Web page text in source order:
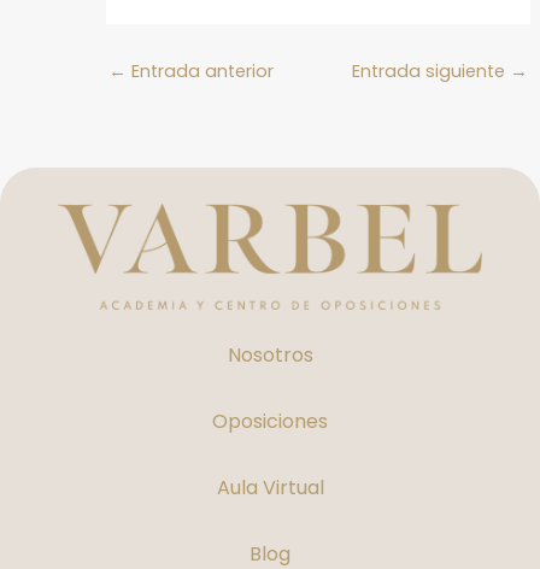
← Entrada anterior Entrada siguiente →
Nosotros
Oposiciones
Aula Virtual
Blog